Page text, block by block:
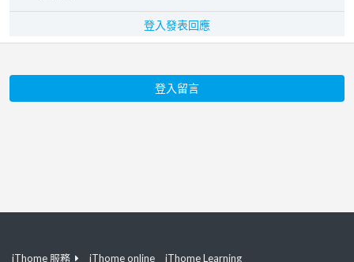
登入發表回應
登入留言
iThome 服務 iThome online iThome Learning